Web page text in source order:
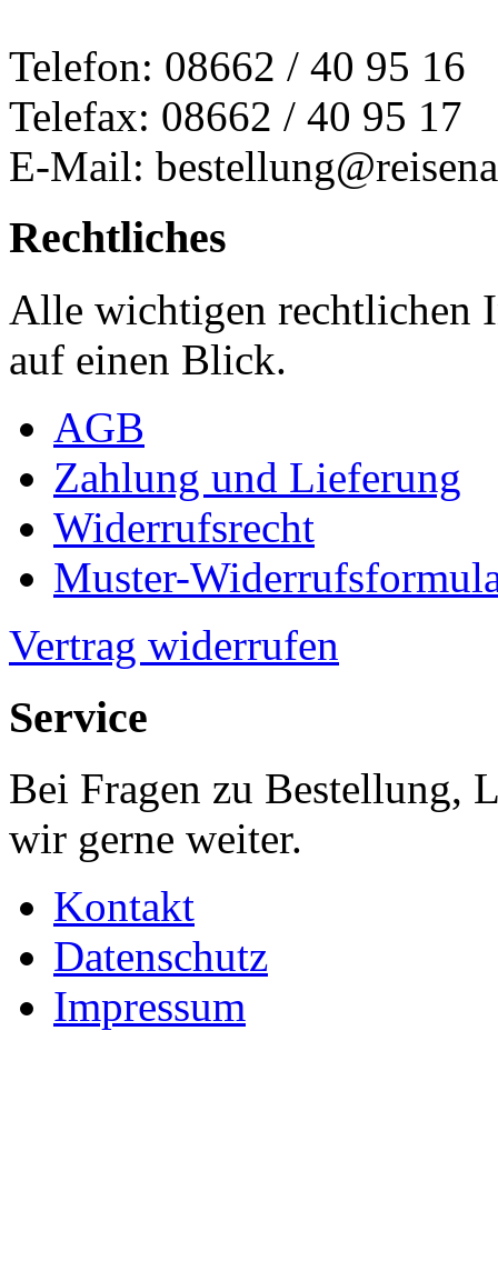
Telefon: 08662 / 40 95 16
Telefax: 08662 / 40 95 17
E-Mail:
Rechtliches
Alle wichtigen rechtlichen
auf einen Blick.
AGB
Zahlung und Lieferung
Widerrufsrecht
Muster-
Vertrag widerrufen
Service
Bei Fragen zu Bestellung,
wir gerne weiter.
Kontakt
Datenschutz
Impressum